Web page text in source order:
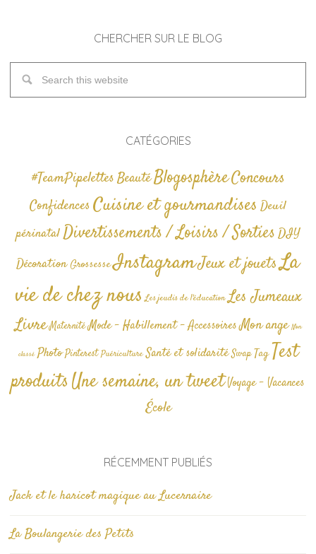
CHERCHER SUR LE BLOG
CATÉGORIES
#TeamPipelettesBeautéBlogosphèreConcours
Confidences Cuisine et gourmandises Deuil
périnatalDivertissements / Loisirs / SortiesDIY
Décoration GrossesseInstagramJeux et jouetsLa
vie de chez nous Les jeudis de l'éducation Les Jumeaux
Livre Maternité Mode - Habillement - AccessoiresMon ange Non
classé Photo Pinterest Puériculture Santé et solidarité Swap TagTest
produitsUne semaine, un tweetVoyage - Vacances
École
RÉCEMMENT PUBLIÉS
Jack et le haricot magique au Lucernaire
La Boulangerie des Petits